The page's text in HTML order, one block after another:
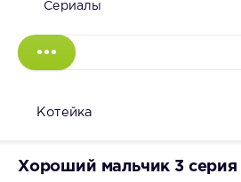
Сериалы
Котейка
Хороший мальчик 3 серия